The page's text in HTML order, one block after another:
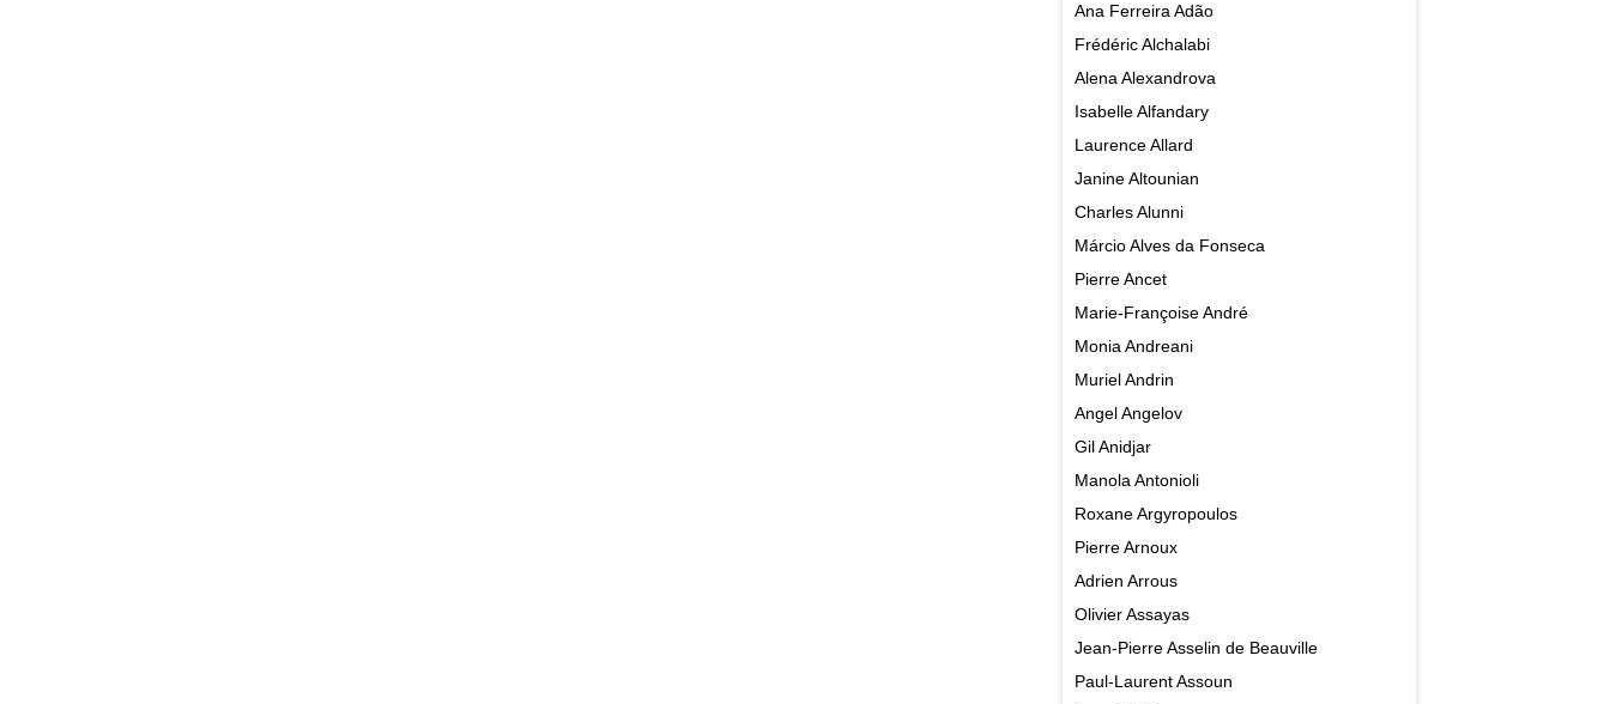
Ana Ferreira Adão
Frédéric Alchalabi
Alena Alexandrova
Isabelle Alfandary
Laurence Allard
Janine Altounian
Charles Alunni
Márcio Alves da Fonseca
Pierre Ancet
Marie-Françoise André
Monia Andreani
Muriel Andrin
Angel Angelov
Gil Anidjar
Manola Antonioli
Roxane Argyropoulos
Pierre Arnoux
Adrien Arrous
Olivier Assayas
Jean-Pierre Asselin de Beauville
Paul-Laurent Assoun